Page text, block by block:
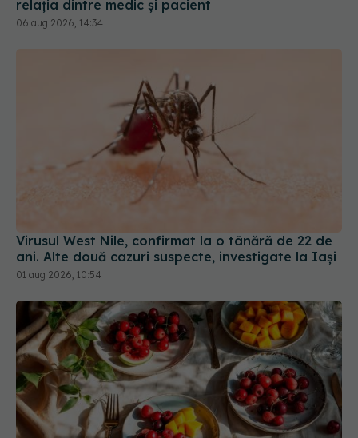
Virusul West Nile, confirmat la o tânără de 22 de
ani. Alte două cazuri suspecte, investigate la Iași
Obiceiul sănătos care ne poate ucide pe timp de
caniculă